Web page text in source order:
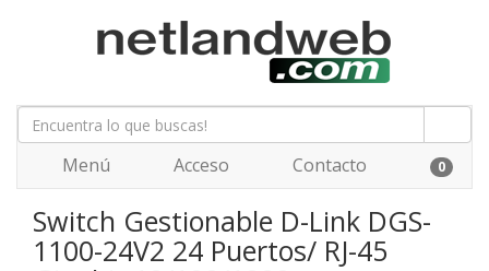
Menú Acceso Contacto 0
Switch Gestionable D-Link DGS-
1100-24V2 24 Puertos/ RJ-45